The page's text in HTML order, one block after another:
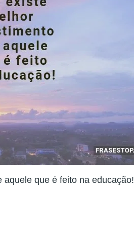
que é feito na educação!